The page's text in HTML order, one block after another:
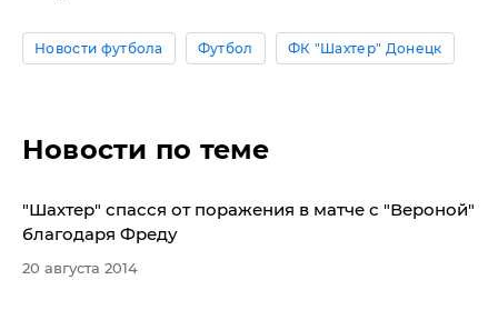
Новости футбола Футбол ФК "Шахтер" Донецк
Новости по теме
"Шахтер" спасся от поражения в матче с "Вероной"
благодаря Фреду
20 августа 2014